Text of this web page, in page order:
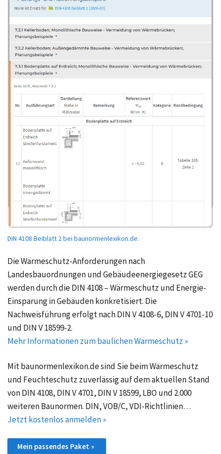
DIN 4108 Beiblatt 2 bei baunormenlexikon.de.
Die Wärmeschutz-Anforderungen nach
Landesbauordnungen und Gebäudeenergiegesetz GEG
werden durch die DIN 4108 – Wärmeschutz und Energie-
Einsparung in Gebäuden konkretisiert. Die
Nachweisführung erfolgt nach DIN V 4108-6, DIN V 4701-10
und DIN V 18599-2.
Mehr Informationen zum baulichen Wärmeschutz »
Mit baunormenlexikon.de sind Sie beim Wärmeschutz
und Feuchteschutz zuverlässig auf dem aktuellen Stand
von DIN 4108, DIN V 4701, DIN V 18599, LBO und 2.000
weiteren Baunormen. DIN, VOB/C, VDI-Richtlinien…
Jetzt kostenlos anmelden »
Mein passendes Paket »